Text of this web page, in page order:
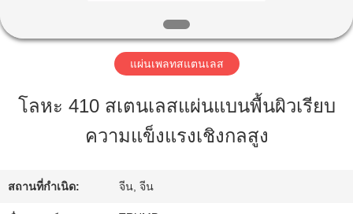
กับ
ทัวร์
แผ่นเพลทสแตนเลส
โลหะ 410 สเตนเลสแผ่นแบนพื้นผิวเรียบ
ความแข็งแรงเชิงกลสูง
สถานที่กำเนิด: จีน, จีน